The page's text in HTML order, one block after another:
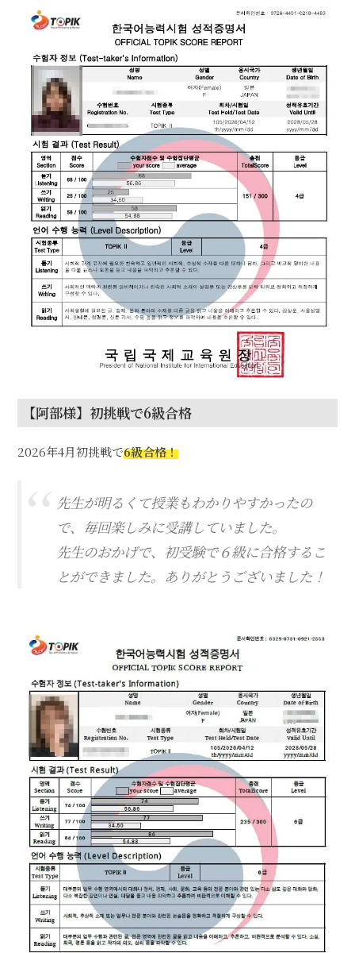
【阿部様】初挑戦で6級合格
2026年4月初挑戦で6級合格！
先生が明るくて授業もわかりやすかったの
で、毎回楽しみに受講していました。
先生のおかげで、初受験で６級に合格するこ
とができました。ありがとうございました！